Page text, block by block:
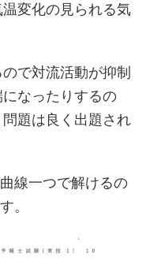
変化の見られる気
で対流活動が抑制
なったりするの
題は良く出題され
一つで解けるの
。